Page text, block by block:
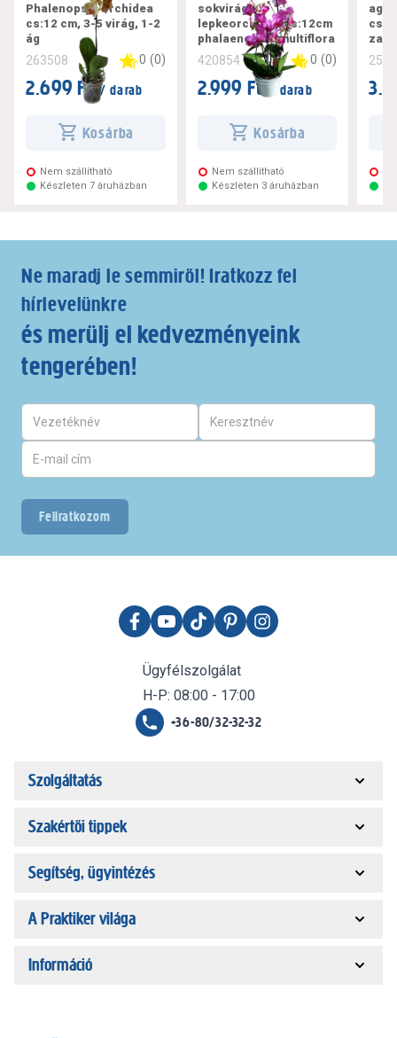
Phalenopsis orchidea
cs:12 cm, 3-5 virág, 1-2
ág
263508 0 (0)
2.699 Ft / darab
Kosárba
Nem szállítható
Készleten 7 áruházban
sokvirágú
lepkeorchidea cs:12cm
phalaenopsis multiflora
420854 0 (0)
2.999 Ft / darab
Kosárba
Nem szállítható
Készleten 3 áruházban
Ne maradj le semmiről! Iratkozz fel
hírlevelünkre
és merülj el kedvezményeink
tengerében!
Feliratkozom
Ügyfélszolgálat
H-P: 08:00 - 17:00
+36-80/32-32-32
Szolgáltatás
Szakértői tippek
Segítség, ügyintézés
A Praktiker világa
Információ